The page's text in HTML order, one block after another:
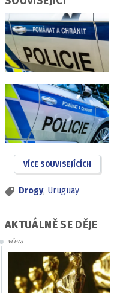
VÍCE SOUVISEJÍCÍCH
Drogy, Uruguay
AKTUÁLNĚ SE DĚJE
včera